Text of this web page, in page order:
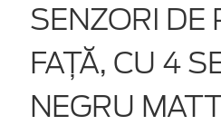
SENZORI DE
FAŢĂ, CU 4
NEGRU